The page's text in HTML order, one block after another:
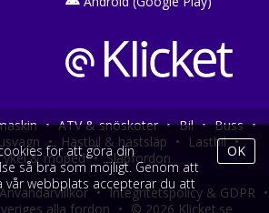
• ATV & snöskoter • Bil • Buss •
• Hästbil & hästsläp • Lastbil •
& moped • Släpfordon
• Integritetspolicy & GDPR •
alla fordon • © 2026 Klicket.se
för att göra din
så bra som möjligt. Genom att
vår webbplats accepterar du att
OK